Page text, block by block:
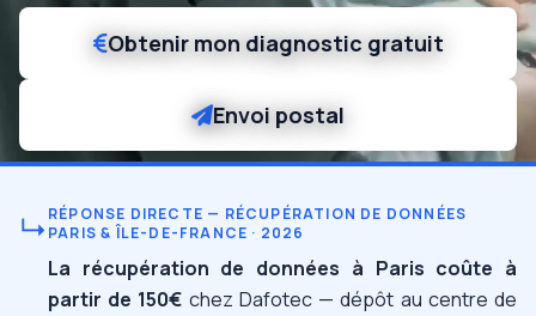
Obtenir mon diagnostic gratuit
Envoi postal
↳ RÉPONSE DIRECTE — RÉCUPÉRATION DE DONNÉES
PARIS & ÎLE-DE-FRANCE · 2026
La récupération de données à Paris coûte à
partir de 150€ chez Dafotec — dépôt au centre de